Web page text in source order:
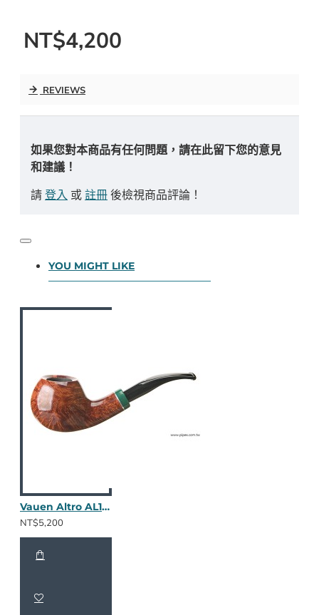
NT$4,200
REVIEWS
如果您對本商品有任何問題，請在此留下您的意見
和建議！
請登入 或註冊後檢視商品評論！
YOU MIGHT LIKE
Vauen Altro AL137
NT$5,200